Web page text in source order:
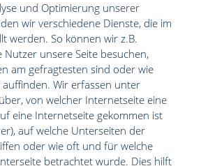
und Optimierung unserer
wir verschiedene Dienste, die im
werden. So können wir z.B.
Nutzer unsere Seite besuchen,
am gefragtesten sind oder wie
Wir erfassen unter
von welcher Internetseite eine
eine Internetseite gekommen ist
auf welche Unterseiten der
oder wie oft und für welche
betrachtet wurde. Dies hilft